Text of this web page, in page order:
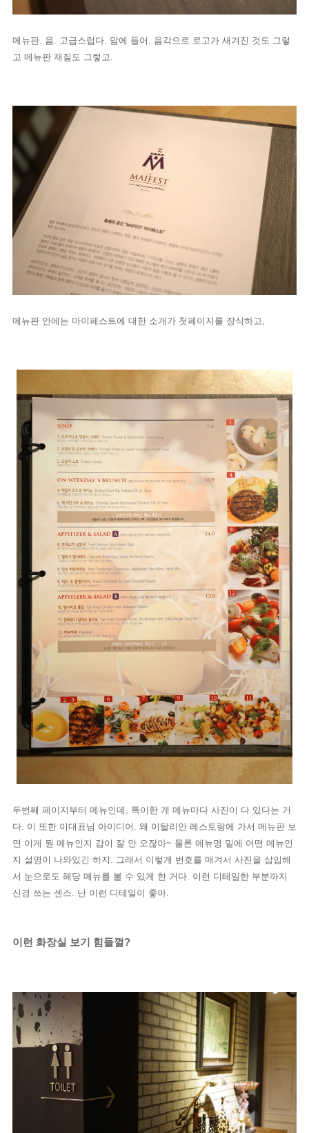
메뉴판. 음. 고급스럽다. 맘에 들어. 음각으로 로고가 새겨진 것도 그렇
고 메뉴판 재질도 그렇고.
메뉴판 안에는 마이페스트에 대한 소개가 첫페이지를 장식하고,
두번째 페이지부터 메뉴인데, 특이한 게 메뉴마다 사진이 다 있다는 거
다. 이 또한 이대표님 아이디어. 왜 이탈리안 레스토랑에 가서 메뉴판 보
면 이게 뭔 메뉴인지 감이 잘 안 오잖아~ 물론 메뉴명 밑에 어떤 메뉴인
지 설명이 나와있긴 하지. 그래서 이렇게 번호를 매겨서 사진을 삽입해
서 눈으로도 해당 메뉴를 볼 수 있게 한 거다. 이런 디테일한 부분까지
신경 쓰는 센스. 난 이런 디테일이 좋아.
이런 화장실 보기 힘들껄?